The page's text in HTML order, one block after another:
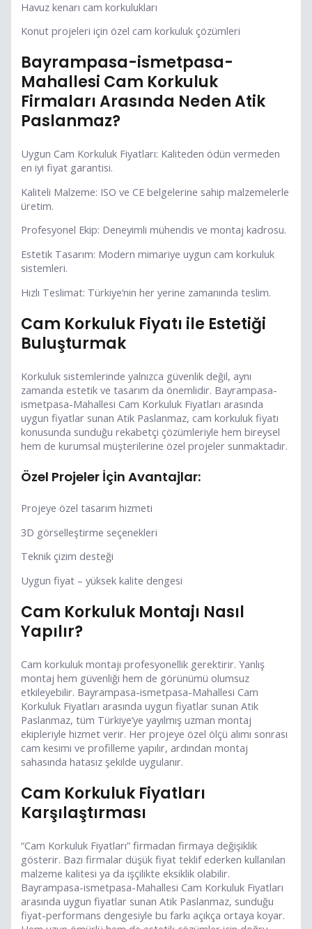
Havuz kenarı cam korkulukları
Konut projeleri için özel cam korkuluk çözümleri
Bayrampasa-ismetpasa-
Mahallesi Cam Korkuluk
Firmaları Arasında Neden Atik
Paslanmaz?
Uygun Cam Korkuluk Fiyatları: Kaliteden ödün vermeden
en iyi fiyat garantisi.
Kaliteli Malzeme: ISO ve CE belgelerine sahip malzemelerle
üretim.
Profesyonel Ekip: Deneyimli mühendis ve montaj kadrosu.
Estetik Tasarım: Modern mimariye uygun cam korkuluk
sistemleri.
Hızlı Teslimat: Türkiye’nin her yerine zamanında teslim.
Cam Korkuluk Fiyatı ile Estetiği
Buluşturmak
Korkuluk sistemlerinde yalnızca güvenlik değil, aynı
zamanda estetik ve tasarım da önemlidir. Bayrampasa-
ismetpasa-Mahallesi Cam Korkuluk Fiyatları arasında
uygun fiyatlar sunan Atik Paslanmaz, cam korkuluk fiyatı
konusunda sunduğu rekabetçi çözümleriyle hem bireysel
hem de kurumsal müşterilerine özel projeler sunmaktadır.
Özel Projeler İçin Avantajlar:
Projeye özel tasarım hizmeti
3D görselleştirme seçenekleri
Teknik çizim desteği
Uygun fiyat – yüksek kalite dengesi
Cam Korkuluk Montajı Nasıl
Yapılır?
Cam korkuluk montajı profesyonellik gerektirir. Yanlış
montaj hem güvenliği hem de görünümü olumsuz
etkileyebilir. Bayrampasa-ismetpasa-Mahallesi Cam
Korkuluk Fiyatları arasında uygun fiyatlar sunan Atik
Paslanmaz, tüm Türkiye’ye yayılmış uzman montaj
ekipleriyle hizmet verir. Her projeye özel ölçü alımı sonrası
cam kesimi ve profilleme yapılır, ardından montaj
sahasında hatasız şekilde uygulanır.
Cam Korkuluk Fiyatları
Karşılaştırması
“Cam Korkuluk Fiyatları” firmadan firmaya değişiklik
gösterir. Bazı firmalar düşük fiyat teklif ederken kullanılan
malzeme kalitesi ya da işçilikte eksiklik olabilir.
Bayrampasa-ismetpasa-Mahallesi Cam Korkuluk Fiyatları
arasında uygun fiyatlar sunan Atik Paslanmaz, sunduğu
fiyat-performans dengesiyle bu farkı açıkça ortaya koyar.